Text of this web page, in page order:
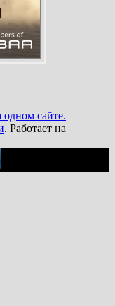
одном сайте.
. Работает на